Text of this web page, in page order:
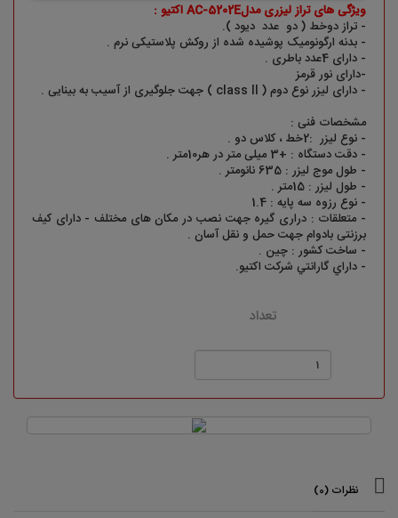
ویژگی های تراز لیزری مدلAC-5202E اکتیو :
- تراز دوخط ( دو عدد دیود ).
- بدنه ارگونومیک پوشیده شده از روکش پلاستیکی نرم .
- دارای 4عدد باطری .
-دارای نور قرمز
- دارای لیزر نوع دوم ( class ll ) جهت جلوگیری از آسیب به بینایی .
مشخصات فنی :
- نوع لیزر :2خط ، کلاس دو .
- دقت دستگاه : +3 میلی متر در هر10متر .
- طول موج لیزر : 635 نانومتر .
- طول لیزر : 15متر .
- نوع رزوه سه پایه : 1.4
- متعلقات : دراری گیره جهت نصب در مکان های مختلف - دارای کیف
برزنتی بادوام جهت حمل و نقل آسان .
- ساخت کشور : چين .
- داراي گارانتي شرکت اکتیو.
تعداد
نظرات (0)